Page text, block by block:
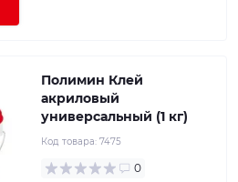
Полимин Клей
акриловый
универсальный (1 кг)
Код товара: 7475
0